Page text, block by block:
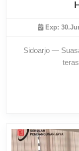
Exp:
Sidoarjo —